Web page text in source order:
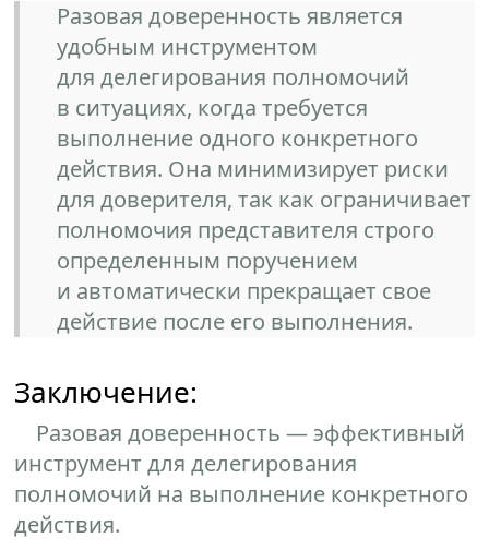
Разовая доверенность является
удобным инструментом
для делегирования полномочий
в ситуациях, когда требуется
выполнение одного конкретного
действия. Она минимизирует риски
для доверителя, так как ограничивает
полномочия представителя строго
определенным поручением
и автоматически прекращает свое
действие после его выполнения.
Заключение:
Разовая доверенность — эффективный
инструмент для делегирования
полномочий на выполнение конкретного
действия.